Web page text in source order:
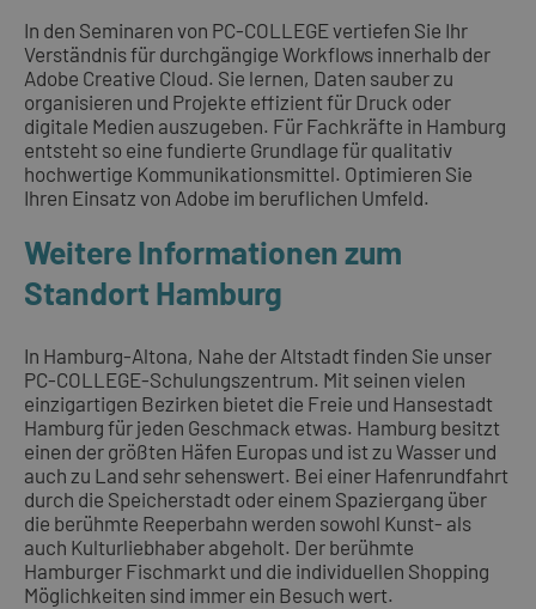
In den Seminaren von PC-COLLEGE vertiefen Sie Ihr
Verständnis für durchgängige Workflows innerhalb der
Adobe Creative Cloud. Sie lernen, Daten sauber zu
organisieren und Projekte effizient für Druck oder
digitale Medien auszugeben. Für Fachkräfte in Hamburg
entsteht so eine fundierte Grundlage für qualitativ
hochwertige Kommunikationsmittel. Optimieren Sie
Ihren Einsatz von Adobe im beruflichen Umfeld.
Weitere Informationen zum
Standort Hamburg
In Hamburg-Altona, Nahe der Altstadt finden Sie unser
PC-COLLEGE-Schulungszentrum. Mit seinen vielen
einzigartigen Bezirken bietet die Freie und Hansestadt
Hamburg für jeden Geschmack etwas. Hamburg besitzt
einen der größten Häfen Europas und ist zu Wasser und
auch zu Land sehr sehenswert. Bei einer Hafenrundfahrt
durch die Speicherstadt oder einem Spaziergang über
die berühmte Reeperbahn werden sowohl Kunst- als
auch Kulturliebhaber abgeholt. Der berühmte
Hamburger Fischmarkt und die individuellen Shopping
Möglichkeiten sind immer ein Besuch wert.